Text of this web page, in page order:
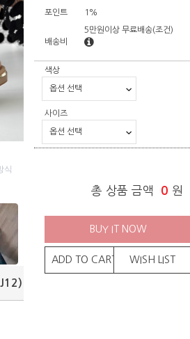
포인트 1%
배송비
5만원이상 무료배송(조건)
색상
사이즈
총 상품 금액 0 원
BUY IT NOW
ADD TO CART WISH LIST